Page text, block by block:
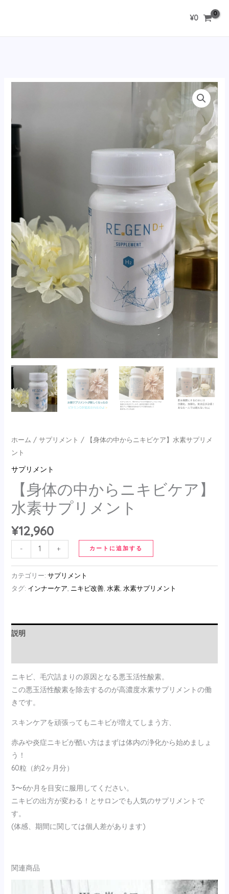
¥0
ホーム / サプリメント / 【身体の中からニキビケア】水素サプリメ
ント
サプリメント
【身体の中からニキビケア】
水素サプリメント
¥12,960
-
中
ら
ア】
水
素
サ
プ
リ
+ カートに追加する
カテゴリー: サプリメント
タグ: インナーケア ニキビ改善, 水素, 水素サプリメント
説明
ニキビ、毛穴詰まりの原因となる悪玉活性酸素。
この悪玉活性酸素を除去するのが高濃度水素サプリメントの働
きです。
スキンケアを頑張ってもニキビが増えてしまう方、
赤みや炎症ニキビが酷い方はまずは体内の浄化から始めましょ
う！
60粒（約2ヶ月分）
3〜6か月を目安に服用してください。
ニキビの出方が変わる！とサロンでも人気のサプリメントで
す。
(体感、期間に関しては個人差があります)
関連商品